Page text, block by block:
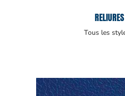
RELIURES
Tous les